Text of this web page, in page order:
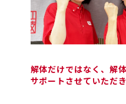
解体だけではなく、解
サポートさせていただき